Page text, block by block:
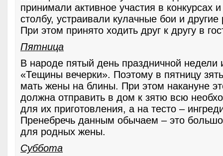
принимали активное участия в конкурсах
столбу, устраивали кулачные бои и другие
При этом принято ходить друг к другу в
Пятница
В народе пятый день праздничной недели
«Тещины вечерки». Поэтому в пятницу
мать жены на блины. При этом накануне
должна отправить в дом к зятю всю
для их приготовления, а на тесто –
Пренебречь данным обычаем – это
для родных жены.
Суббота